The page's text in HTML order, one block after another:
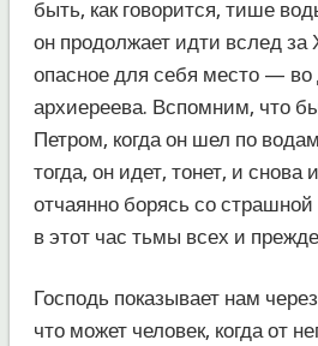
быть, как говорится, тише
он продолжает идти вслед
опасное для себя место — во
архиереева. Вспомним, что
Петром, когда он шел по
тогда, он идет, тонет, и снова
отчаянно борясь со
в этот час тьмы всех и
Господь показывает нам
что может человек, когда от